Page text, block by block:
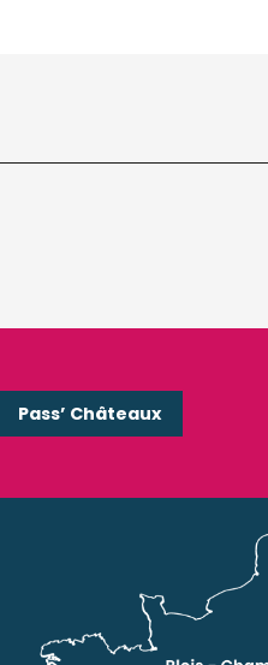
Pass’ Châteaux